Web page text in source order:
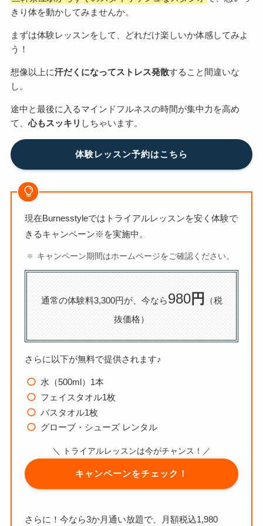
きり体を動かしてみませんか。
まずは体験レッスンをして、どれだけ楽しいか体感してみよ
う！
想像以上に汗だくになってストレス発散すること間違いな
し。
途中と最後に入るマインドフルネスの時間が集中力を高め
て、心もスッキリ しちゃいます。
体験レッスン予約はこちら
現在Burnesstyleでは トライアルレッスンを安く体験で
きるキャンペーン※を実施中。
キャンペーン期間はホームページをご確認ください。
通常の体験料3,300円が、今なら980円
（税
抜価格）
さらに以下が無料で提供されます♪
水（500ml）1本
フェイスタオル1枚
バスタオル1枚
グローブ・シューズ レンタル
＼ トライアルレッスンは今がチャンス！／
キャンペーンをチェック！
さらに！今なら3か月通い放題で、月額税込1,980